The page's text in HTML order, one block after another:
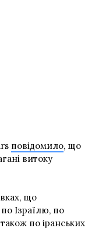
повідомило, що
витоку
що
Ізраїлю, по
по іранських